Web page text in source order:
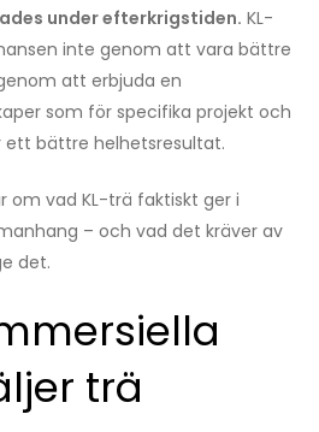
under efterkrigstiden. KL-
inte genom att vara bättre
att erbjuda en
som för specifika projekt och
ett bättre helhetsresultat.
om vad KL-trä faktiskt ger i
– och vad det kräver av
det.
trä